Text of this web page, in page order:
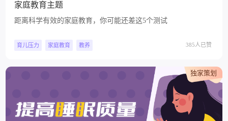
家庭教育主题
距离科学有效的家庭教育，你可能还差这5个测试
育儿压力 家庭教育 教养 385人已赞
独家策划